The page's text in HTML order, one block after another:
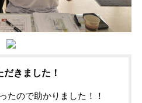
きました！
たので助かりました！！